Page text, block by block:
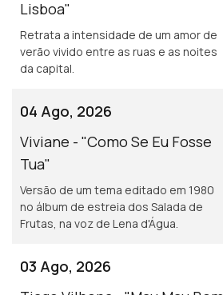
Lisboa"
Retrata a intensidade de um amor de
verão vivido entre as ruas e as noites
da capital.
04 Ago, 2026
Viviane - "Como Se Eu Fosse
Tua"
Versão de um tema editado em 1980
no álbum de estreia dos Salada de
Frutas, na voz de Lena d'Água.
03 Ago, 2026